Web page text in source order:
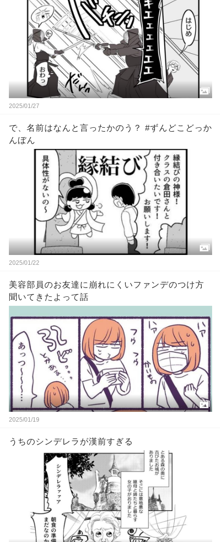
2025/01/27
で、名前はなんと言ったかのう？ #ずんどこどっか
んぼん
2025/01/22
美容部員のお友達に崩れにくいファンデのつけ方
聞いてきたよって話
2025/01/19
うちのシンデレラが漢前すぎる